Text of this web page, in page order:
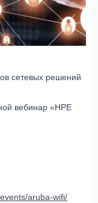
сетевых решений
вебинар «НРE
aruba-wifi/